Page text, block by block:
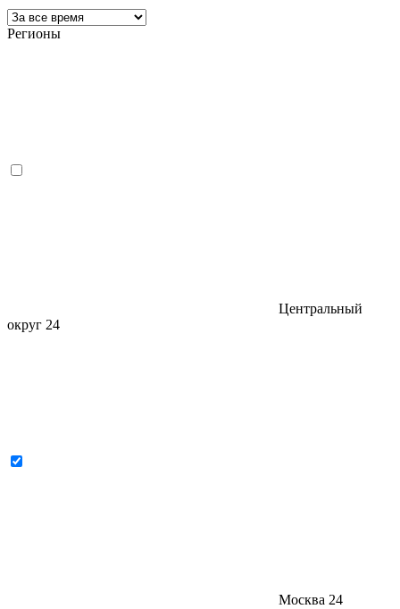
Регионы
Центральный
округ 24
Москва 24